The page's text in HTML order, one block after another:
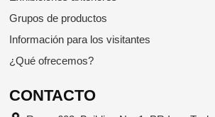
Grupos de productos
Información para los visitantes
¿Qué ofrecemos?
CONTACTO